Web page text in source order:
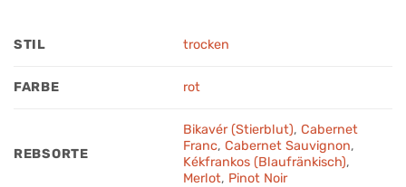
STIL trocken
FARBE rot
REBSORTE
Bikavér (Stierblut),Cabernet
Franc,Cabernet Sauvignon,
Kékfrankos (Blaufränkisch),
Merlot, Pinot Noir